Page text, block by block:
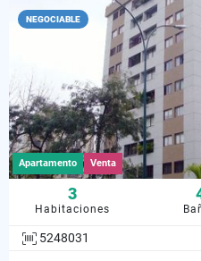
NEGOCIABLE
Apartamento Venta
3
Habitaciones
5248031